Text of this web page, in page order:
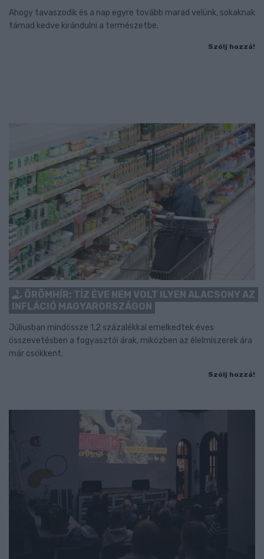
Ahogy tavaszodik és a nap egyre tovább marad velünk, sokaknak
támad kedve kirándulni a természetbe.
Szólj hozzá!
ÖRÖMHÍR: TÍZ ÉVE NEM VOLT ILYEN ALACSONY AZ
INFLÁCIÓ MAGYARORSZÁGON
Júliusban mindössze 1,2 százalékkal emelkedtek éves
összevetésben a fogyasztói árak, miközben az élelmiszerek ára
már csökkent.
Szólj hozzá!